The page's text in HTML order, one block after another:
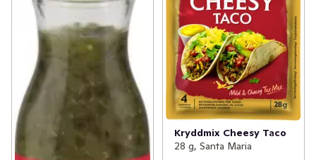
Kryddmix Cheesy Taco
28 g, Santa Maria